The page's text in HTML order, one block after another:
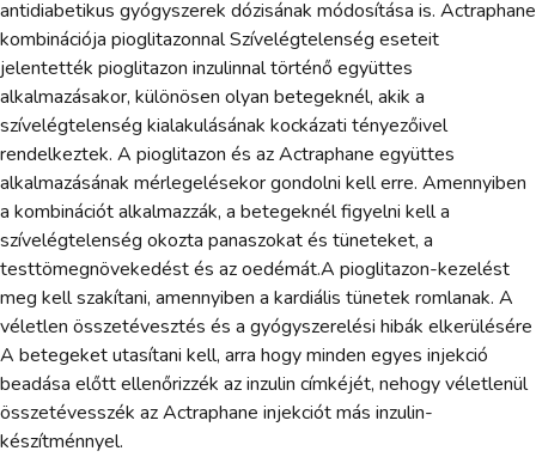
antidiabetikus gyógyszerek dózisának módosítása is. Actraphane
kombinációja pioglitazonnal Szívelégtelenség eseteit
jelentették pioglitazon inzulinnal történő együttes
alkalmazásakor, különösen olyan betegeknél, akik a
szívelégtelenség kialakulásának kockázati tényezőivel
rendelkeztek. A pioglitazon és az Actraphane együttes
alkalmazásának mérlegelésekor gondolni kell erre. Amennyiben
a kombinációt alkalmazzák, a betegeknél figyelni kell a
szívelégtelenség okozta panaszokat és tüneteket, a
testtömegnövekedést és az oedémát.A pioglitazon-kezelést
meg kell szakítani, amennyiben a kardiális tünetek romlanak. A
véletlen összetévesztés és a gyógyszerelési hibák elkerülésére
A betegeket utasítani kell, arra hogy minden egyes injekció
beadása előtt ellenőrizzék az inzulin címkéjét, nehogy véletlenül
összetévesszék az Actraphane injekciót más inzulin-
készítménnyel.